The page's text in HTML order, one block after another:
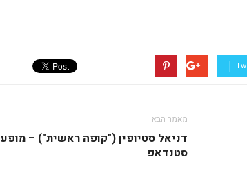
מאמר הבא
דניאל סטיופין ("קופה ראשית") – מופע
סטנדאפ